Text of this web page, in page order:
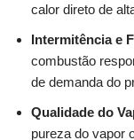
calor direto de
Intermitência e
combustão
de demanda do
Qualidade do
pureza do vapor